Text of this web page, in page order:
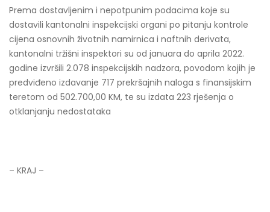
Prema dostavljenim i nepotpunim podacima koje su
dostavili kantonalni inspekcijski organi po pitanju kontrole
cijena osnovnih životnih namirnica i naftnih derivata,
kantonalni tržišni inspektori su od januara do aprila 2022.
godine izvršili 2.078 inspekcijskih nadzora, povodom kojih je
predviđeno izdavanje 717 prekršajnih naloga s finansijskim
teretom od 502.700,00 KM, te su izdata 223 rješenja o
otklanjanju nedostataka
– KRAJ –